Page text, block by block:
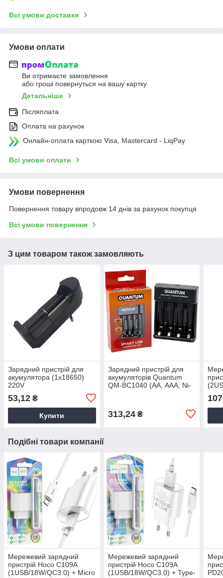
Всі умови доставки
Умови оплати
Ви отримаєте замовлення
або гроші повернуться на вашу картку
Детальніше
Післяплата
Оплата на рахунок
Онлайн-оплата карткою Visa, Mastercard - LiqPay
Всі умови оплати
Умови повернення
Повернення товару впродовж 14 днів за рахунок покупця
Всі умови повернення
З цим товаром також замовляють
Зарядний пристрій для
акумулятора (1х18650)
220V
53,12 ₴
Купити
Зарядний пристрій для
акумуляторів Quantum
QM-BC1040 (АА, ААА, Ni-
313,24₴
Подібні товари компанії
Мережевий зарядний
пристрій Hoco C109A
(1USB/18W/QC3.0) + Micro
Мережевий зарядний
пристрій Hoco C109A
(1USB/18W/QC3.0) + Type-